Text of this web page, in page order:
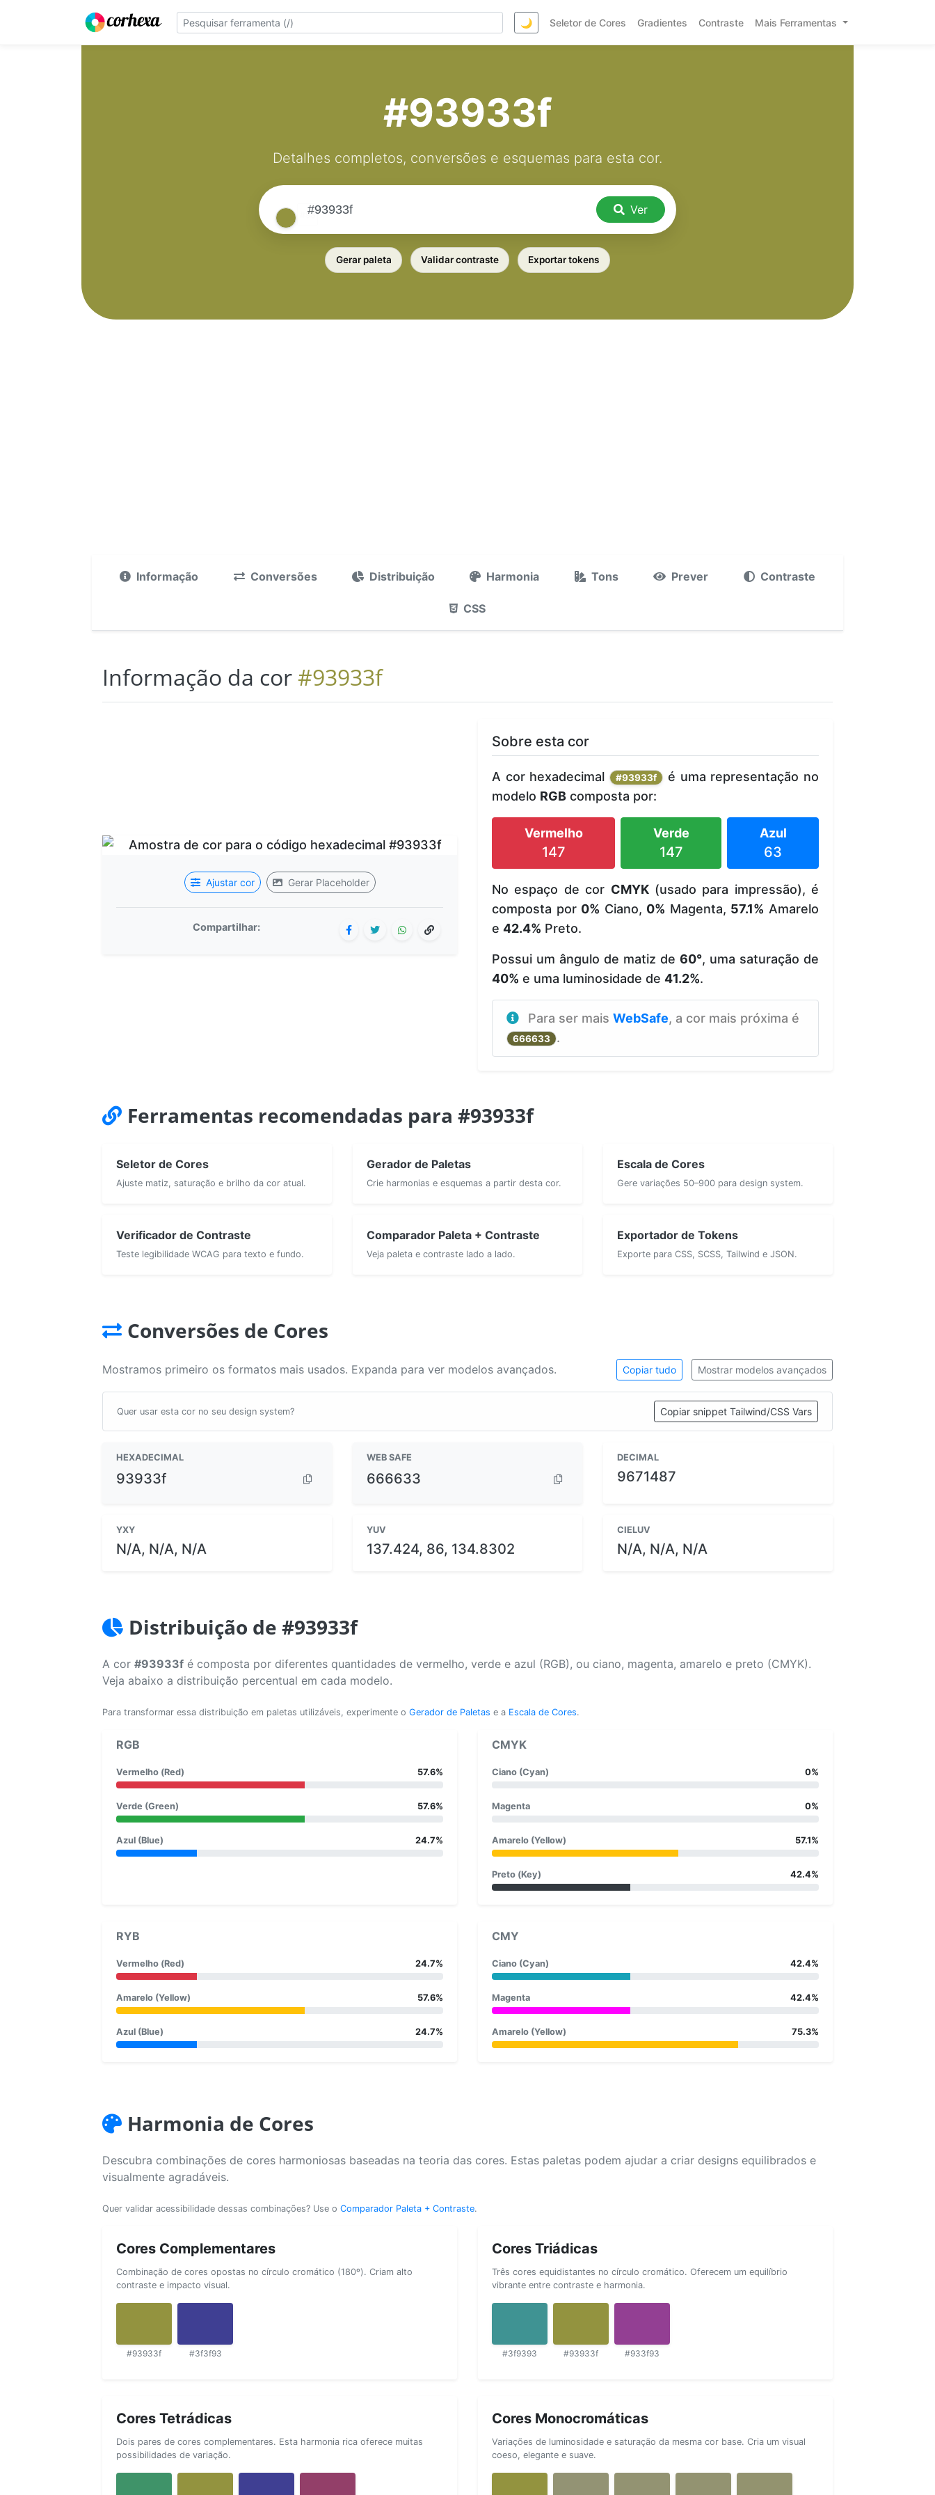
🌙 Seletor de Cores Gradientes Contraste Mais Ferramentas
#93933f
Detalhes completos, conversões e esquemas para esta cor.
Ver
Gerar paleta Validar contraste Exportar tokens
Informação Conversões Distribuição Harmonia Tons Prever Contraste
CSS
Informação da cor#93933f
Ajustar cor Gerar Placeholder
Compartilhar:
Sobre esta cor
A cor hexadecimal #93933f
é uma representação no
modelo RGB composta por:
Vermelho
147
Verde
147
Azul
63
No espaço de cor CMYK(usado para impressão), é
composta por 0% Ciano, 0% Magenta, 57.1% Amarelo
e 42.4% Preto.
Possui um ângulo de matiz de 60°, uma saturação de
40% e uma luminosidade de 41.2%.
Para ser mais WebSafe, a cor mais próxima é
666633 .
Ferramentas recomendadas para #93933f
Seletor de Cores
Ajuste matiz, saturação e brilho da cor atual.
Gerador de Paletas
Crie harmonias e esquemas a partir desta cor.
Escala de Cores
Gere variações 50–900 para design system.
Verificador de Contraste
Teste legibilidade WCAG para texto e fundo.
Comparador Paleta + Contraste
Veja paleta e contraste lado a lado.
Exportador de Tokens
Exporte para CSS, SCSS, Tailwind e JSON.
Conversões de Cores
Mostramos primeiro os formatos mais usados. Expanda para ver modelos avançados. Copiar tudo Mostrar modelos avançados
Quer usar esta cor no seu design system? Copiar snippet Tailwind/CSS Vars
HEXADECIMAL
93933f
WEB SAFE
666633
DECIMAL
9671487
YXY
N/A, N/A, N/A
YUV
137.424, 86, 134.8302
CIELUV
N/A, N/A, N/A
Distribuição de #93933f
A cor #93933f é composta por diferentes quantidades de vermelho, verde e azul (RGB), ou ciano, magenta, amarelo e preto (CMYK).
Veja abaixo a distribuição percentual em cada modelo.
Para transformar essa distribuição em paletas utilizáveis, experimente o Gerador de Paletas e a Escala de Cores.
RGB
Vermelho (Red) 57.6%
Verde (Green) 57.6%
Azul (Blue) 24.7%
CMYK
Ciano (Cyan) 0%
Magenta 0%
Amarelo (Yellow) 57.1%
Preto (Key) 42.4%
RYB
Vermelho (Red) 24.7%
Amarelo (Yellow) 57.6%
Azul (Blue) 24.7%
CMY
Ciano (Cyan) 42.4%
Magenta 42.4%
Amarelo (Yellow) 75.3%
Harmonia de Cores
Descubra combinações de cores harmoniosas baseadas na teoria das cores. Estas paletas podem ajudar a criar designs equilibrados e
visualmente agradáveis.
Quer validar acessibilidade dessas combinações? Use o Comparador Paleta + Contraste.
Cores Complementares
Combinação de cores opostas no círculo cromático (180º). Criam alto
contraste e impacto visual.
#93933f #3f3f93
Cores Triádicas
Três cores equidistantes no círculo cromático. Oferecem um equilíbrio
vibrante entre contraste e harmonia.
#3f9393 #93933f #933f93
Cores Tetrádicas
Dois pares de cores complementares. Esta harmonia rica oferece muitas
possibilidades de variação.
Cores Monocromáticas
Variações de luminosidade e saturação da mesma cor base. Cria um visual
coeso, elegante e suave.